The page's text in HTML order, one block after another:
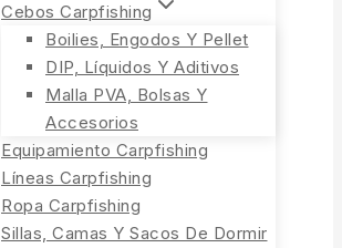
Cebos Carpfishing
Boilies, Engodos Y Pellet
DIP, Líquidos Y Aditivos
Malla PVA, Bolsas Y
Accesorios
Equipamiento Carpfishing
Líneas Carpfishing
Ropa Carpfishing
Sillas, Camas Y Sacos De Dormir